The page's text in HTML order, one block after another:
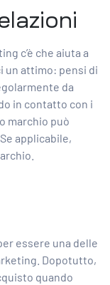
c’è che aiuta a
un attimo: pensi di
da
in contatto con i
marchio può
applicabile,
essere una delle
Dopotutto,
quando